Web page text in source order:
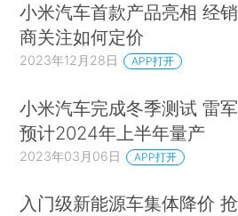
小米汽车首款产品亮相 经销
商关注如何定价
2023年12月28日 APP打开
小米汽车完成冬季测试 雷军
预计2024年上半年量产
2023年03月06日 APP打开
入门级新能源车集体降价 抢